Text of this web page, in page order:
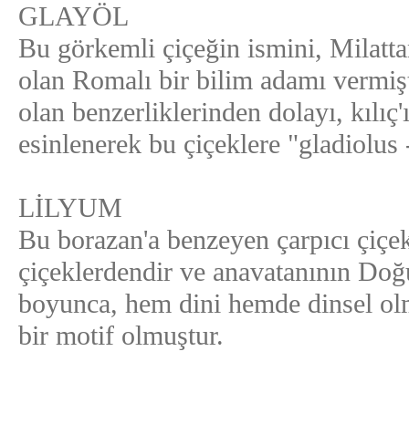
GLAYÖL
Bu görkemli çiçeğin ismini,
olan Romalı bir bilim adamı
olan benzerliklerinden dolayı,
esinlenerek bu çiçeklere "gladiolus
LİLYUM
Bu borazan'a benzeyen çarpıcı
çiçeklerdendir ve anavatanının
boyunca, hem dini hemde dinsel
bir motif olmuştur.